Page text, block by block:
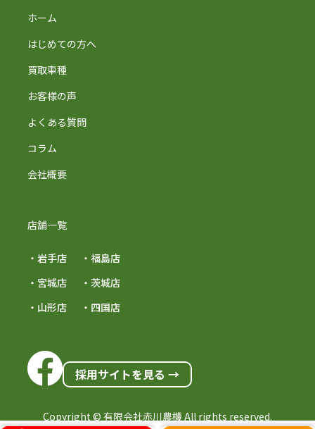
ホーム
はじめての方へ
買取車種
お客様の声
よくある質問
コラム
会社概要
店舗一覧
・岩手店
・宮城店
・山形店
・福島店
・茨城店
・四国店
採用サイトを見る →
Copyright © 有限会社赤川農機 All rights reserved.